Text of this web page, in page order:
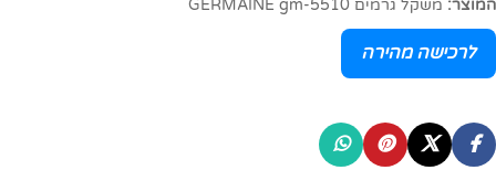
המוצר: משקל גרמים GERMAINE gm-5510
לרכישה מהירה